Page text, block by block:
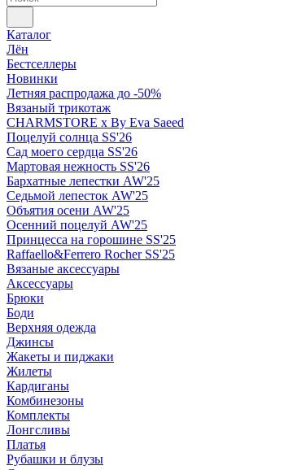
Каталог
Лён
Бестселлеры
Новинки
Летняя распродажа до -50%
Вязаный трикотаж
CHARMSTORE х By Eva Saeed
Поцелуй солнца SS'26
Сад моего сердца SS'26
Мартовая нежность SS'26
Бархатные лепестки AW'25
Седьмой лепесток AW'25
Объятия осени AW'25
Осенний поцелуй AW'25
Принцесса на горошине SS'25
Raffaello&Ferrero Rocher SS'25
Вязаные аксессуары
Аксессуары
Брюки
Боди
Верхняя одежда
Джинсы
Жакеты и пиджаки
Жилеты
Кардиганы
Комбинезоны
Комплекты
Лонгсливы
Платья
Рубашки и блузы